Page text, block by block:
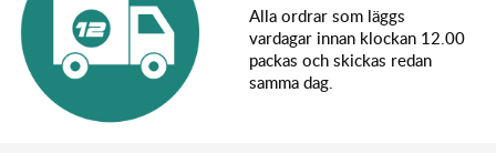
Alla ordrar som läggs
vardagar innan klockan 12.00
packas och skickas redan
samma dag.